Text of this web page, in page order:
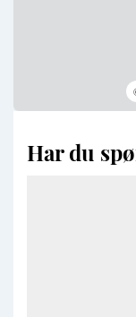
Har du